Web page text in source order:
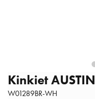
Kinkiet
W01289BR-WH